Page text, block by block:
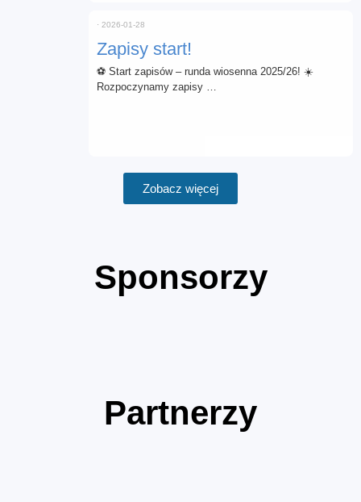
Zapisy start!
⋅ 2026-01-28
⚽ Start zapisów – runda wiosenna 2025/26! ☀️
Rozpoczynamy zapisy …
Zobacz więcej
Sponsorzy
Partnerzy